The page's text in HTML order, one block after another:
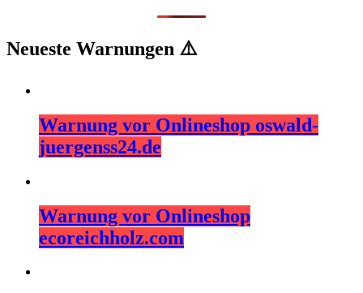
Neueste Warnungen ⚠️
Warnung vor Onlineshop oswald-
juergenss24.de
Warnung vor Onlineshop
ecoreichholz.com